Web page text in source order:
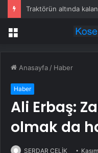
Traktörün altında
Menü
Anasayfa / Haber
Haber
Ali Erbaş:
olmak da
SERDAR ÇELİK